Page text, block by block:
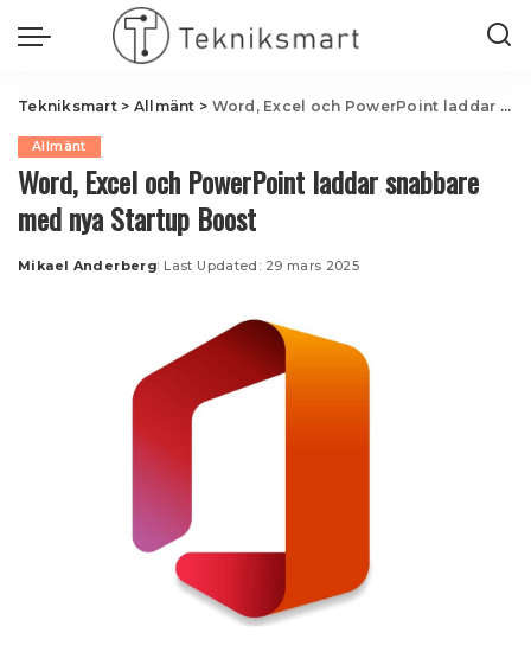
Tekniksmart> Allmänt > Word, Excel och PowerPoint laddar snabbare med nya Startup Boost
Allmänt
Word, Excel och PowerPoint laddar snabbare
med nya Startup Boost
Posted
Mikael Anderberg Last Updated: 29 mars 2025